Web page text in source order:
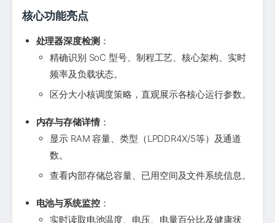
核心功能亮点
处理器深度检测 ：
精确识别 SoC 型号、制程工艺、核心架构、实时
频率及负载状态。
区分大小核调度策略，直观展示各核心运行参数。
内存与存储详情：
显示 RAM 容量、类型（LPDDR4X/5等）及通道
数。
查看内部存储总容量、已用空间及文件系统信息。
电池与系统监控：
实时读取电池温度、电压、电量百分比及健康状